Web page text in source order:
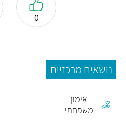
0
נושאים מרכזיים
אימון
משפחתי